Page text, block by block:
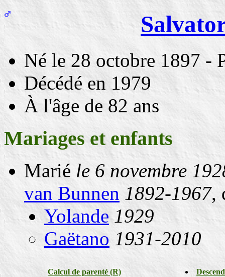
Né le 28 octobre 1897 -
Décédé en 1979
À l'âge de 82 ans
Mariages et enfants
Marié le 6 novembre
van Bunnen 1892-1967,
Yolande 1929
Gaëtano 1931-2010
Calcul de parenté (R)